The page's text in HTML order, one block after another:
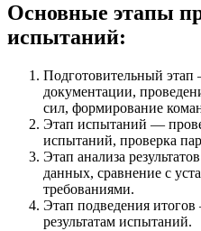
Основные этапы
испытаний:
Подготовительный
документации,
сил, формирование
Этап испытаний —
испытаний, проверка
Этап анализа
данных, сравнение с
требованиями.
Этап подведения
результатам испытаний.